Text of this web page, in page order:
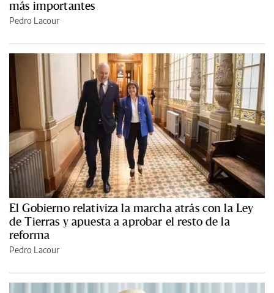
más importantes
Pedro Lacour
El Gobierno relativiza la marcha atrás con la Ley
de Tierras y apuesta a aprobar el resto de la
reforma
Pedro Lacour